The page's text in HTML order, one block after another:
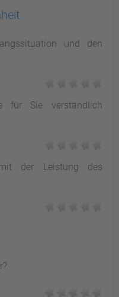
und den
für Sie verständlich
der Leistung des